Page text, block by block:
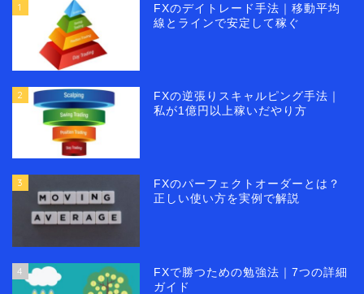
1
FXのデイトレード手法｜移動平均
線とラインで安定して稼ぐ
2
FXの逆張りスキャルピング手法｜
私が1億円以上稼いだやり方
3
FXのパーフェクトオーダーとは？
正しい使い方を実例で解説
4
FXで勝つための勉強法｜7つの詳細
ガイド